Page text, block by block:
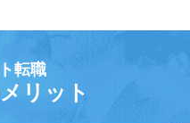
転職
リット